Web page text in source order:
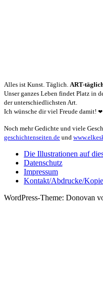
Alles ist Kunst. Täglich. ART-
Unser ganzes Leben findet Platz in
der unterschiedlichsten Art.
Ich wünsche dir viel Freude damit! ❤
Noch mehr Gedichte und viele
geschichtenseiten.de und
Die Illustrationen auf
Datenschutz
Impressum
Kontakt/Abdrucke/
WordPress-Theme: Donovan